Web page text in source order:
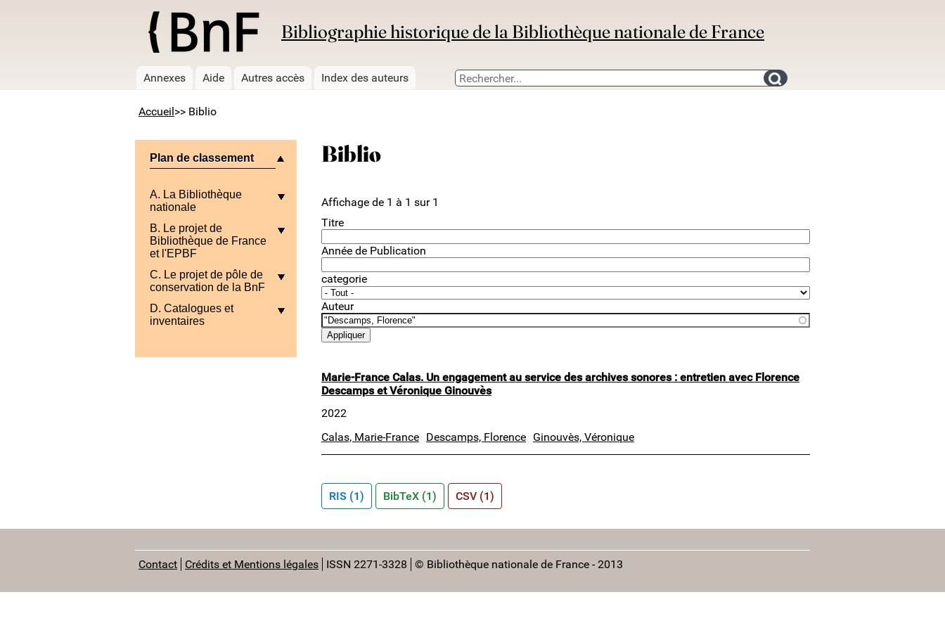
Bibliographie historique de la Bibliothèque nationale de France
Annexes Aide Autres accès Index des auteurs Search for an bibliography
Accueil >> Biblio
Plan de classement
A. La Bibliothèque
nationale
B. Le projet de
Bibliothèque de France
et l'EPBF
C. Le projet de pôle de
conservation de la BnF
D. Catalogues et
inventaires
Biblio
Affichage de 1 à 1 sur 1
Titre
Année de Publication
categorie
Auteur
Marie-France Calas. Un engagement au service des archives sonores : entretien avec Florence
Descamps et Véronique Ginouvès
2022
Calas, Marie-France Descamps, Florence Ginouvès, Véronique
RIS (1) BibTeX (1) CSV (1)
Contact Crédits et Mentions légales ISSN 2271-3328 © Bibliothèque nationale de France - 2013